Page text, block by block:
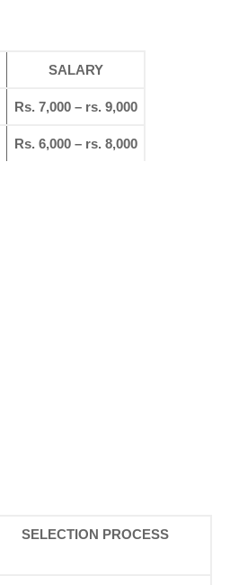
SALARY
Rs. 7,000 – rs. 9,000
Rs. 6,000 – rs. 8,000
SELECTION PROCESS